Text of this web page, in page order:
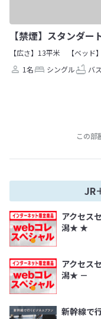
【禁煙】スタンダー
【広さ】13平米
【ベッ
1名
シングル バス
この部
JR
アクセス
潟★ ★
アクセス
潟★ －
新幹線で